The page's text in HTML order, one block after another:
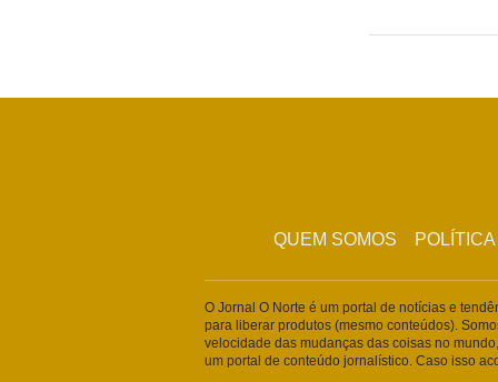
QUEM SOMOS
O Jornal O Norte é um portal de notícias e
para liberar produtos (mesmo conteúdos).
velocidade das mudanças das coisas no
um portal de conteúdo jornalístico. Caso isso